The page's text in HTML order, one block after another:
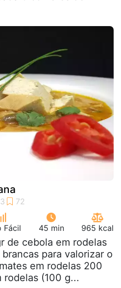
Fácil 45 min 965 kcal
de cebola em rodelas
para valorizar o
em rodelas 200
(100 g...